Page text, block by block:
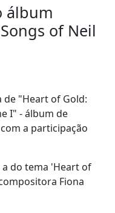
álbum
of Neil
de "Heart of Gold:
I" - álbum de
a participação
do tema 'Heart of
Fiona